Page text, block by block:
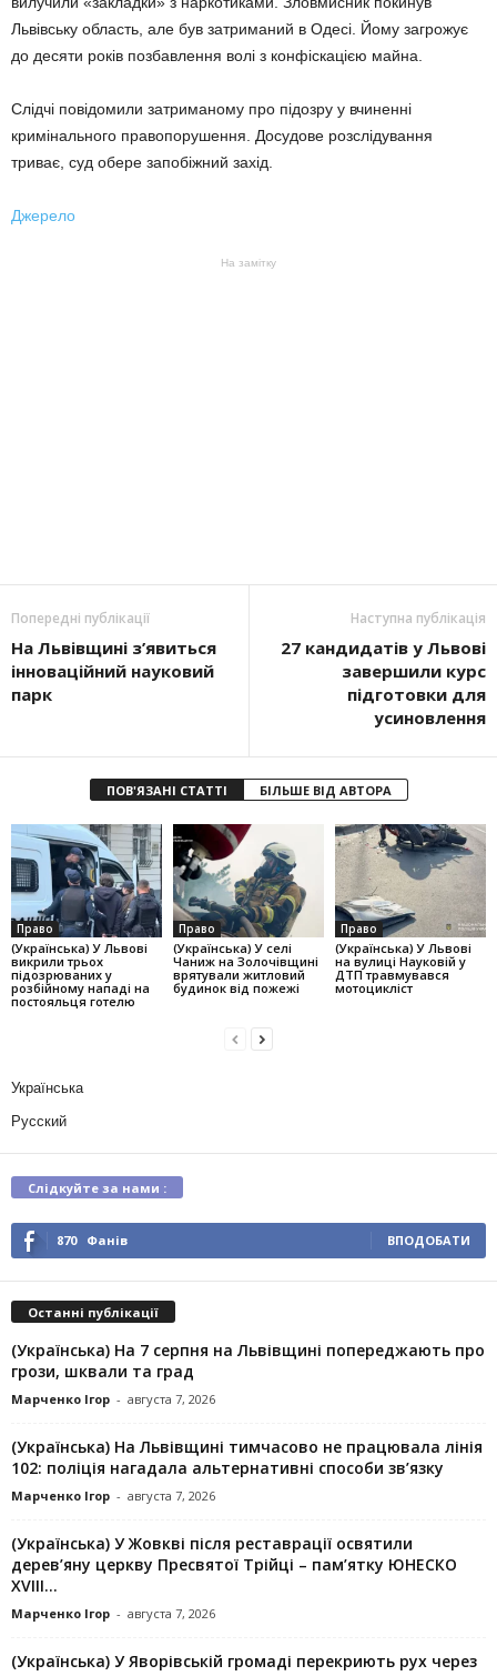
Львівську область, але був затриманий в Одесі. Йому загрожує
до десяти років позбавлення волі з конфіскацією майна.
Слідчі повідомили затриманому про підозру у вчиненні
кримінального правопорушення. Досудове розслідування
триває, суд обере запобіжний захід.
Джерело
На замітку
Попередні публікації
На Львівщині з’явиться
інноваційний науковий
парк
Наступна публікація
27 кандидатів у Львові
завершили курс
підготовки для
усиновлення
ПОВ'ЯЗАНІ СТАТТІ БІЛЬШЕ ВІД АВТОРА
Право
(Українська) У Львові
викрили трьох
підозрюваних у
розбійному нападі на
постояльця готелю
Право
(Українська) У селі
Чаниж на Золочівщині
врятували житловий
будинок від пожежі
Право
(Українська) У Львові
на вулиці Науковій у
ДТП травмувався
мотоцикліст
Українська
Русский
Слідкуйте за нами :
870 Фанів ВПОДОБАТИ
Останні публікації
(Українська) На 7 серпня на Львівщині попереджають про
грози, шквали та град
Марченко Ігор - августа 7, 2026
(Українська) На Львівщині тимчасово не працювала лінія
102: поліція нагадала альтернативні способи зв’язку
Марченко Ігор - августа 7, 2026
(Українська) У Жовкві після реставрації освятили
дерев’яну церкву Пресвятої Трійці – пам’ятку ЮНЕСКО
XVIII...
Марченко Ігор - августа 7, 2026
(Українська) У Яворівській громаді перекриють рух через